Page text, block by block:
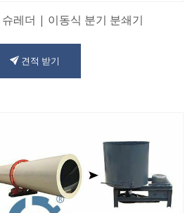
레더 | 이동식 분기 분쇄기
견적 받기